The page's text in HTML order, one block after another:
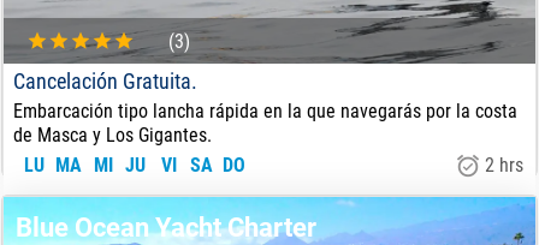
(3)
Cancelación Gratuita.
Embarcación tipo lancha rápida en la que navegarás por la costa
de Masca y Los Gigantes.
LU MA MI JU VI SA DO 2 hrs
DE:28€
Blue Ocean Yacht Charter